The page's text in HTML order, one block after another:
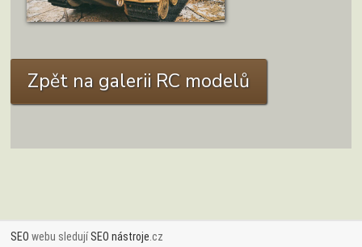
Kingtiger Autor: Z. Lykan Kočí
ZOBRAZIT DETAIL
Zpět na galerii RC modelů
SEO webu sledujíSEO nástroje .cz